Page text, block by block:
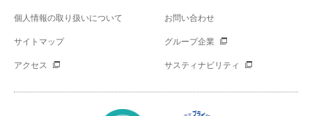
個人情報の取り扱いについて お問い合わせ
サイトマップ グループ企業
アクセス サスティナビリティ